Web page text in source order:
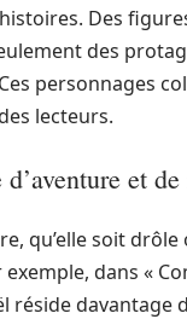
Des
des
personnages
lecteurs.
et
qu’elle soit
dans «
réside davantage